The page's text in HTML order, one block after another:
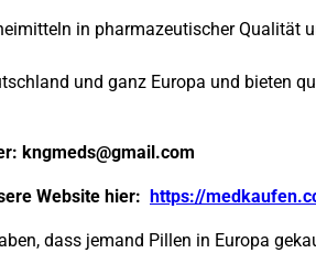
in pharmazeutischer Qualität
und ganz Europa und bieten
kngmeds@gmail.com
Website hier: https://
dass jemand Pillen in Europa